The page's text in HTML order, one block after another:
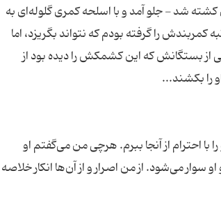
شد - جلو آمد و با اسلحه کمری گلوله‌ای به
را گرفته بودم که نتواند بگریزد، اما
از بستگانش که این کشمکش را دیده بود از
با احترام از آنجا ببرم. هرچی من می‌گفتم او
می‌شود. از من اصرار و از آن‌ها انکار خلاصه